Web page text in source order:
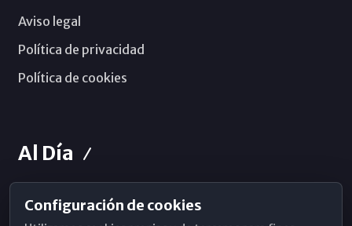
Aviso legal
Política de privacidad
Política de cookies
Al Día
Horarios de Misa
Configuración de cookies